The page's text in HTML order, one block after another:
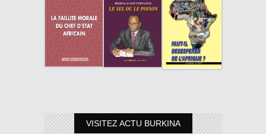
VISITEZ ACTU BURKINA